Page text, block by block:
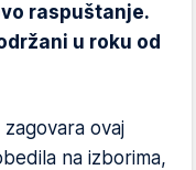
raspuštanje.
u roku od
ovaj
na izborima,